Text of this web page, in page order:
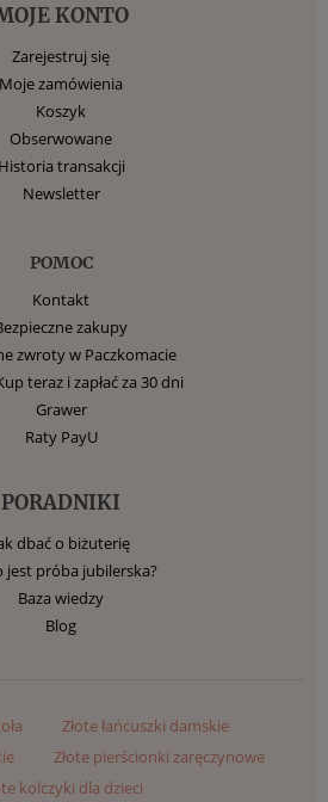
KONTO
Zarejestruj się
Moje zamówienia
Koszyk
Obserwowane
Historia transakcji
Newsletter
POMOC
Kontakt
zakupy
zwroty w Paczkomacie
teraz i zapłać za 30 dni
Grawer
Raty PayU
PORADNIKI
dbać o biżuterię
jest próba jubilerska?
Baza wiedzy
Blog
Złote łańcuszki damskie
Złote pierścionki zaręczynowe
kolczyki dla dzieci